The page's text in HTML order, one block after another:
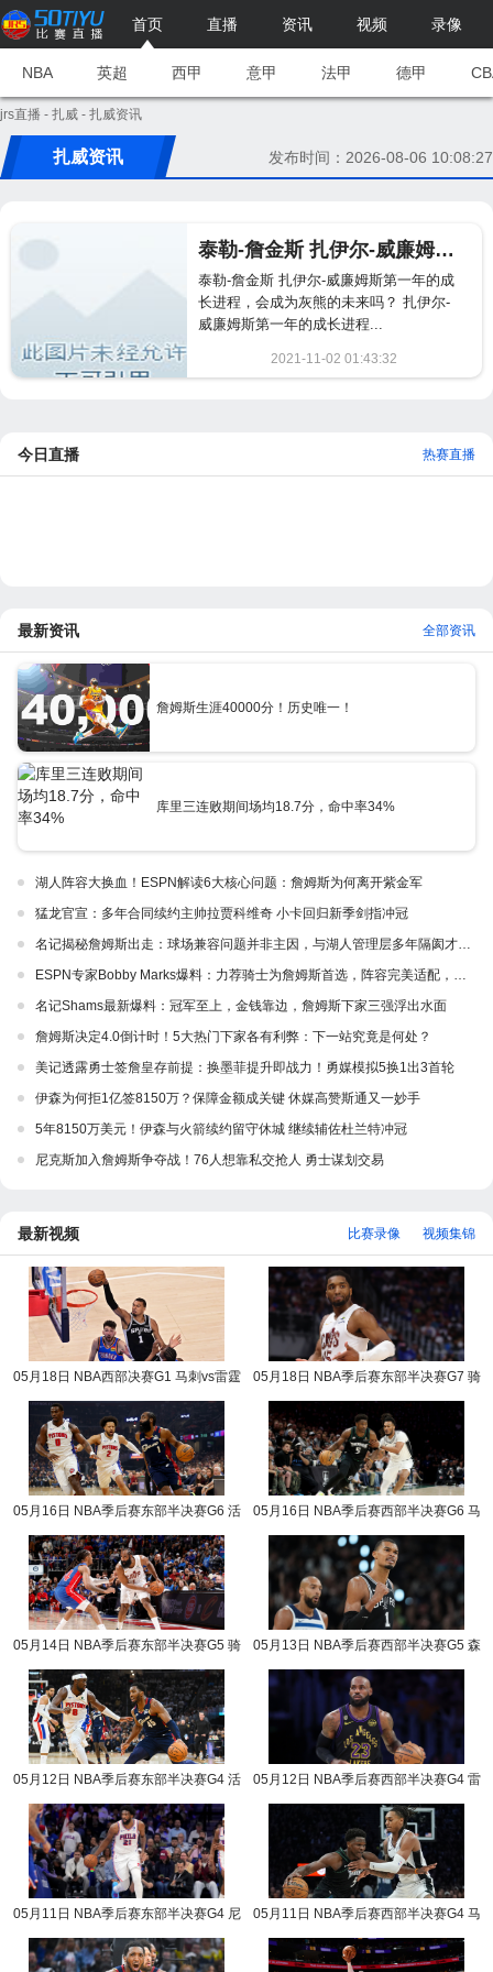
首页 直播 资讯 视频 录像
NBA 英超 西甲 意甲 法甲 德甲
jrs直播 - 扎威 - 扎威资讯
扎威资讯 发布时间：2026-08-06 10:08:27
泰勒-詹金斯 扎伊尔-威廉姆斯第一年的成长进程，会成为灰熊的未来吗？
泰勒-詹金斯 扎伊尔-威廉姆斯第一年的成
长进程，会成为灰熊的未来吗？ 扎伊尔-
威廉姆斯第一年的成长进程...
2021-11-02 01:43:32
1271
今日直播 热赛直播
最新资讯 全部资讯
詹姆斯生涯40000分！历史唯一！
库里三连败期间场均18.7分，命中率34%
湖人阵容大换血！ESPN解读6大核心问题：詹姆斯为何离开紫金军
猛龙官宣：多年合同续约主帅拉贾科维奇 小卡回归新季剑指冲冠
名记揭秘詹姆斯出走：球场兼容问题并非主因，与湖人管理层多年隔阂才是真正导火索
ESPN专家Bobby Marks爆料：力荐骑士为詹姆斯首选，阵容完美适配，家乡情怀加分
名记Shams最新爆料：冠军至上，金钱靠边，詹姆斯下家三强浮出水面
詹姆斯决定4.0倒计时！5大热门下家各有利弊：下一站究竟是何处？
美记透露勇士签詹皇存前提：换墨菲提升即战力！勇媒模拟5换1出3首轮
伊森为何拒1亿签8150万？保障金额成关键 休媒高赞斯通又一妙手
5年8150万美元！伊森与火箭续约留守休城 继续辅佐杜兰特冲冠
尼克斯加入詹姆斯争夺战！76人想靠私交抢人 勇士谋划交易
最新视频 视频集锦
比赛录像
05月18日 NBA西部决赛G1 马刺vs雷霆
05月18日 NBA季后赛东部半决赛G7 骑
05月16日 NBA季后赛东部半决赛G6 活
05月16日 NBA季后赛西部半决赛G6 马
05月14日 NBA季后赛东部半决赛G5 骑
05月13日 NBA季后赛西部半决赛G5 森
05月12日 NBA季后赛东部半决赛G4 活
05月12日 NBA季后赛西部半决赛G4 雷
05月11日 NBA季后赛东部半决赛G4 尼
05月11日 NBA季后赛西部半决赛G4 马